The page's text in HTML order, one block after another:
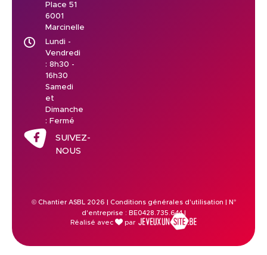
Place 51
6001
Marcinelle
Lundi -
Vendredi
: 8h30 -
16h30
Samedi
et
Dimanche
: Fermé
SUIVEZ-
NOUS
© Chantier ASBL 2026 | Conditions générales d'utilisation | N°
d'entreprise : BE0428.735.644 |
Réalisé avec
par